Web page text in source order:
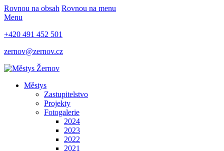
Rovnou na obsah Rovnou na menu
Menu
+420 491 452 501
zernov@zernov.cz
Městys
Zastupitelstvo
Projekty
Fotogalerie
2024
2023
2022
2021